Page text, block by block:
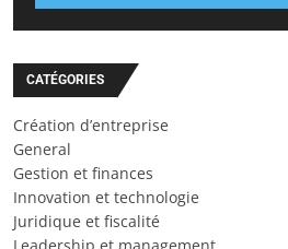
CATÉGORIES
Création d’entreprise
General
Gestion et finances
Innovation et technologie
Juridique et fiscalité
Leadership et management